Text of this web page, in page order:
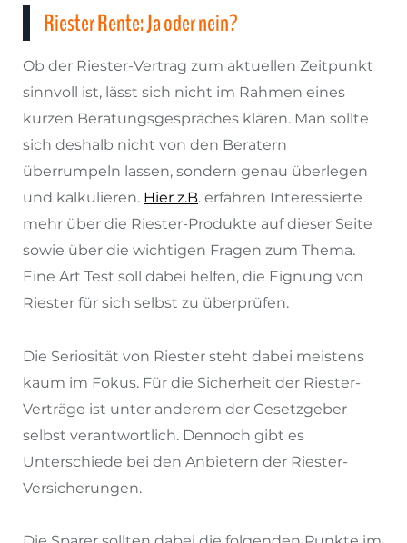
Riester Rente: Ja oder nein?
Ob der Riester-Vertrag zum aktuellen Zeitpunkt
sinnvoll ist, lässt sich nicht im Rahmen eines
kurzen Beratungsgespräches klären. Man sollte
sich deshalb nicht von den Beratern
überrumpeln lassen, sondern genau überlegen
und kalkulieren. Hier z.B. erfahren Interessierte
mehr über die Riester-Produkte auf dieser Seite
sowie über die wichtigen Fragen zum Thema.
Eine Art Test soll dabei helfen, die Eignung von
Riester für sich selbst zu überprüfen.
Die Seriosität von Riester steht dabei meistens
kaum im Fokus. Für die Sicherheit der Riester-
Verträge ist unter anderem der Gesetzgeber
selbst verantwortlich. Dennoch gibt es
Unterschiede bei den Anbietern der Riester-
Versicherungen.